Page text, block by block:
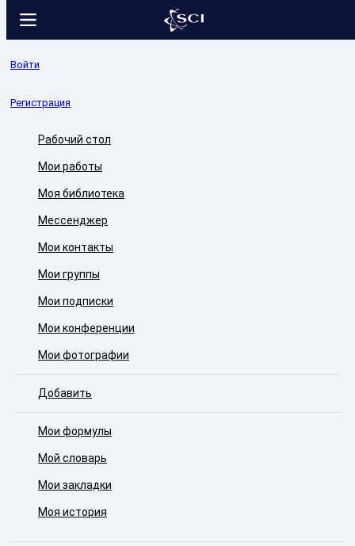
Войти
Регистрация
Рабочий стол
Мои работы
Моя библиотека
Мессенджер
Мои контакты
Мои группы
Мои подписки
Мои конференции
Мои фотографии
Добавить
Мои формулы
Мой словарь
Мои закладки
Моя история